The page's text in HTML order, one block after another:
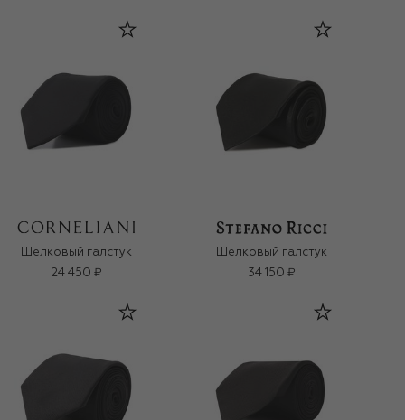
Шелковый галстук
24 450 ₽
Шелковый галстук
34 150 ₽